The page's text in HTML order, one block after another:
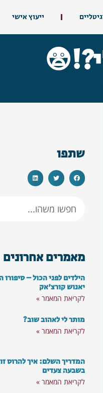
ייעוץ אישי
שתפו
מאמרים אחרונים
הילדים לפני הכול –
יאנוש קורצ'אק
לקריאת המאמר »
מותר לי לאהוב שוב?
לקריאת המאמר »
המדריך השלם: איך להרוס
בשבעה צעדים
לקריאת המאמר »